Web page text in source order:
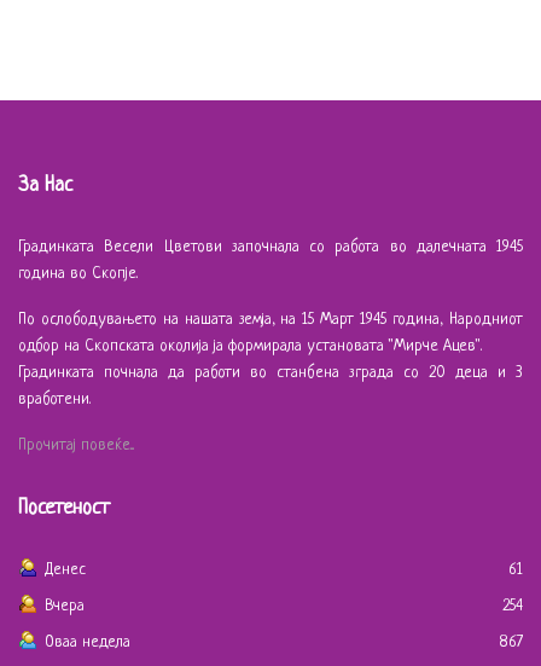
За Нас
Градинката Весели Цветови започнала со работа во далечната 1945
година во Скопје.
По ослободувањето на нашата земја, на 15 Март 1945 година, Народниот
одбор на Скопската околија ја формирала установата "Мирче Ацев".
Градинката почнала да работи во станбена зграда со 20 деца и 3
вработени.
Прочитај повеќе...
Посетеност
Денес
61
Вчера
254
Оваа недела
867